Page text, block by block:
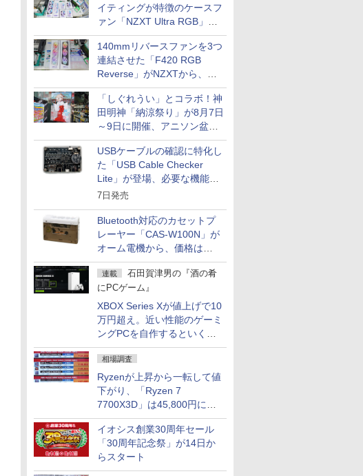
イティングが特徴のケースフ
ァン「NZXT Ultra RGB」が
発売、計8製品
140mmリバースファンを3つ
連結させた「F420 RGB
Reverse」がNZXTから、単
一フレーム採用
「しぐれうい」とコラボ！神
田明神「納涼祭り」が8月7日
～9日に開催、アニソン盆踊
りや屋台グルメなどもあり
USBケーブルの確認に特化し
た「USB Cable Checker
Lite」が登場、必要な機能を
凝縮しコンパクトに
7日発売
Bluetooth対応のカセットプ
レーヤー「CAS-W100N」が
オーム電機から、価格は
5,940円
連載
石田賀津男の『酒の肴
にPCゲーム』
XBOX Series Xが値上げで10
万円超え。近い性能のゲーミ
ングPCを自作するといくら
になる？
相場調査
Ryzenが上昇から一転して値
下がり、「Ryzen 7
7700X3D」は45,800円に急
落し「Ryzen 7 7800X3D」
との価格逆転解消 [8月前半の
CPU価格]
イオシス創業30周年セール
「30周年記念祭」が14日か
らスタート